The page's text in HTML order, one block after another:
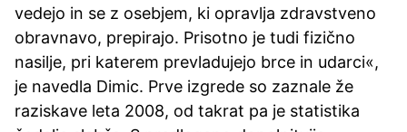
vedejo in se z osebjem, ki opravlja zdravstveno
obravnavo, prepirajo. Prisotno je tudi fizično
nasilje, pri katerem prevladujejo brce in udarci«,
je navedla Dimic. Prve izgrede so zaznale že
raziskave leta 2008, od takrat pa je statistika